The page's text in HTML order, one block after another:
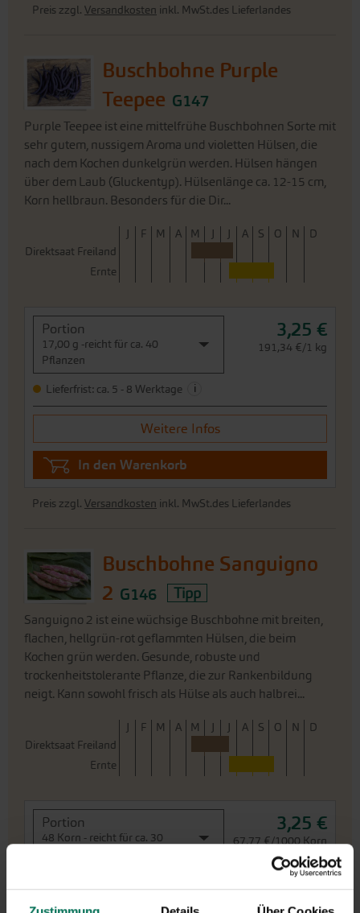
Preis zzgl. Versandkosten inkl. MwSt.des Lieferlandes
Buschbohne Purple
Teepee G147
Purple Teepee ist eine mittelfrühe Buschbohnen Sorte mit
sehr gutem, nussigem Aroma und violetten Hülsen, die
nach dem Kochen dunkelgrün werden. Hülsen hängen
über dem Laub (Gluckentyp). Hülsenlänge ca. 12-15 cm,
Korn hellbraun. Besonders für die Dir...
J F M A M J J A S O N
D
Direktsaat Freiland
Ernte
Portion
17,00 g -reicht für ca. 40
Pflanzen
3,25 €
191,34 €/1 kg
Lieferfrist: ca. 5 - 8 Werktage i
Weitere Infos
In den Warenkorb
Preis zzgl. Versandkosten inkl. MwSt.des Lieferlandes
Buschbohne Sanguigno
2 G146 Tipp
Sanguigno 2 ist eine wüchsige Buschbohne mit breiten,
flachen, hellgrün-rot geflammten Hülsen, die beim
Kochen grün werden. Gesunde, robuste und
trockenheitstolerante Pflanze, die zur Rankenbildung
neigt. Kann sowohl frisch als Hülse als auch halbrei...
J F M A M J J A S O N
D
Direktsaat Freiland
Ernte
Portion
48 Korn - reicht für ca. 30
3,25 €
67,77 €/1000 Korn